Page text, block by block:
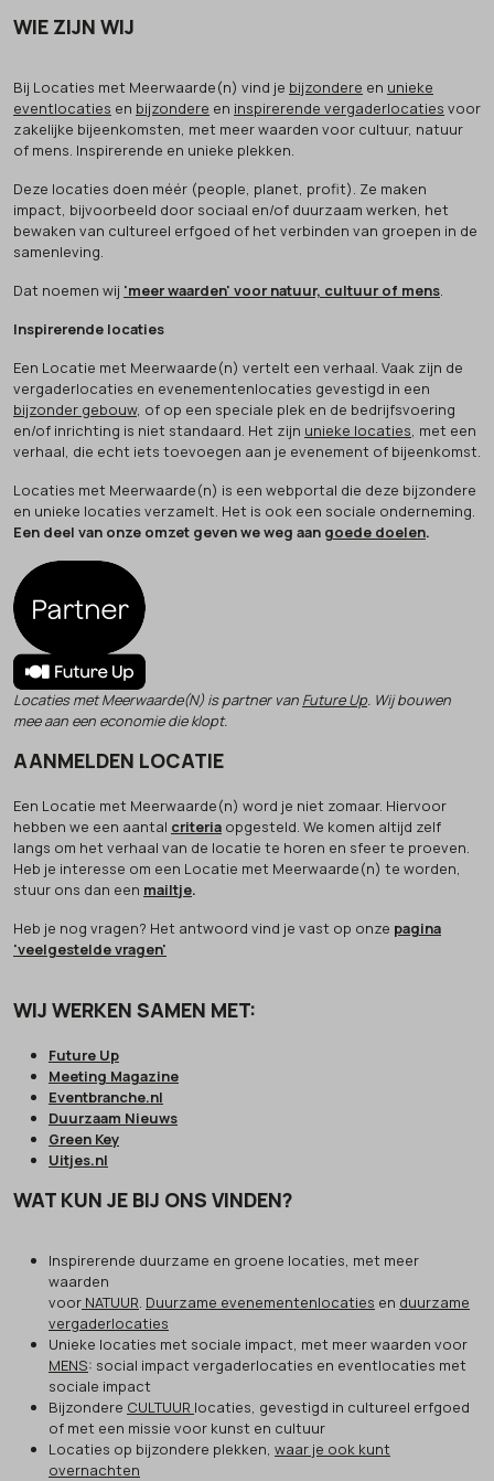
WIE ZIJN WIJ
Bij Locaties met Meerwaarde(n) vind je bijzondere en unieke
eventlocaties en bijzondere en inspirerende vergaderlocaties voor
zakelijke bijeenkomsten, met meer waarden voor cultuur, natuur
of mens. Inspirerende en unieke plekken.
Deze locaties doen méér (people, planet, profit). Ze maken
impact, bijvoorbeeld door sociaal en/of duurzaam werken, het
bewaken van cultureel erfgoed of het verbinden van groepen in de
samenleving.
Dat noemen wij 'meer waarden' voor natuur, cultuur of mens.
Inspirerende locaties
Een Locatie met Meerwaarde(n) vertelt een verhaal. Vaak zijn de
vergaderlocaties en evenementenlocaties gevestigd in een
bijzonder gebouw, of op een speciale plek en de bedrijfsvoering
en/of inrichting is niet standaard. Het zijn unieke locaties, met een
verhaal, die echt iets toevoegen aan je evenement of bijeenkomst.
Locaties met Meerwaarde(n) is een webportal die deze bijzondere
en unieke locaties verzamelt. Het is ook een sociale onderneming.
Een deel van onze omzet geven we weg aan goede doelen.
Locaties met Meerwaarde(N) is partner van Future Up. Wij bouwen
mee aan een economie die klopt.
AANMELDEN LOCATIE
Een Locatie met Meerwaarde(n) word je niet zomaar. Hiervoor
hebben we een aantal criteria opgesteld. We komen altijd zelf
langs om het verhaal van de locatie te horen en sfeer te proeven.
Heb je interesse om een Locatie met Meerwaarde(n) te worden,
stuur ons dan een mailtje.
Heb je nog vragen? Het antwoord vind je vast op onze pagina
'veelgestelde vragen'
WIJ WERKEN SAMEN MET:
Future Up
Meeting Magazine
Eventbranche.nl
Duurzaam Nieuws
Green Key
Uitjes.nl
WAT KUN JE BIJ ONS VINDEN?
Inspirerende duurzame en groene locaties, met meer
waarden
voor NATUUR. Duurzame evenementenlocaties en duurzame
vergaderlocaties
Unieke locaties met sociale impact, met meer waarden voor
MENS: social impact vergaderlocaties en eventlocaties met
sociale impact
Bijzondere CULTUUR locaties, gevestigd in cultureel erfgoed
of met een missie voor kunst en cultuur
Locaties op bijzondere plekken, waar je ook kunt
overnachten